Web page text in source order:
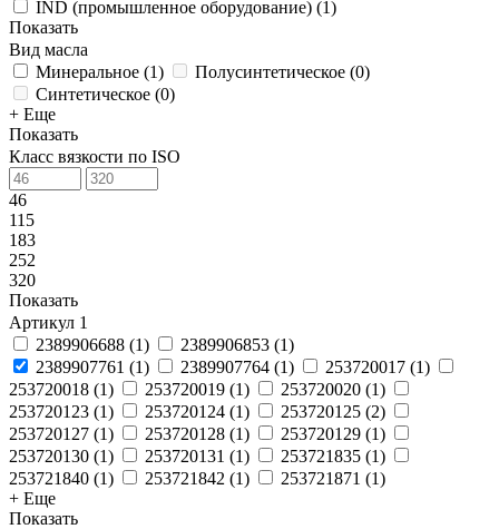
IND (промышленное оборудование) (1)
Показать
Вид масла
Минеральное (1) Полусинтетическое (0)
Синтетическое (0)
+ Еще
Показать
Класс вязкости по ISO
46
115
183
252
320
Показать
Артикул 1
2389906688 (1) 2389906853 (1)
2389907761 (1) 2389907764 (1) 253720017 (1)
253720018 (1) 253720019 (1) 253720020 (1)
253720123 (1) 253720124 (1) 253720125 (2)
253720127 (1) 253720128 (1) 253720129 (1)
253720130 (1) 253720131 (1) 253721835 (1)
253721840 (1) 253721842 (1) 253721871 (1)
+ Еще
Показать